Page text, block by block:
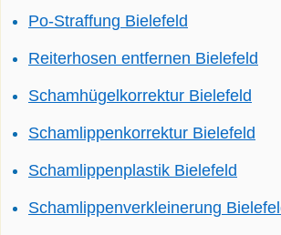
Po-Straffung Bielefeld
Reiterhosen entfernen Bielefeld
Schamhügelkorrektur Bielefeld
Schamlippenkorrektur Bielefeld
Schamlippenplastik Bielefeld
Schamlippenverkleinerung